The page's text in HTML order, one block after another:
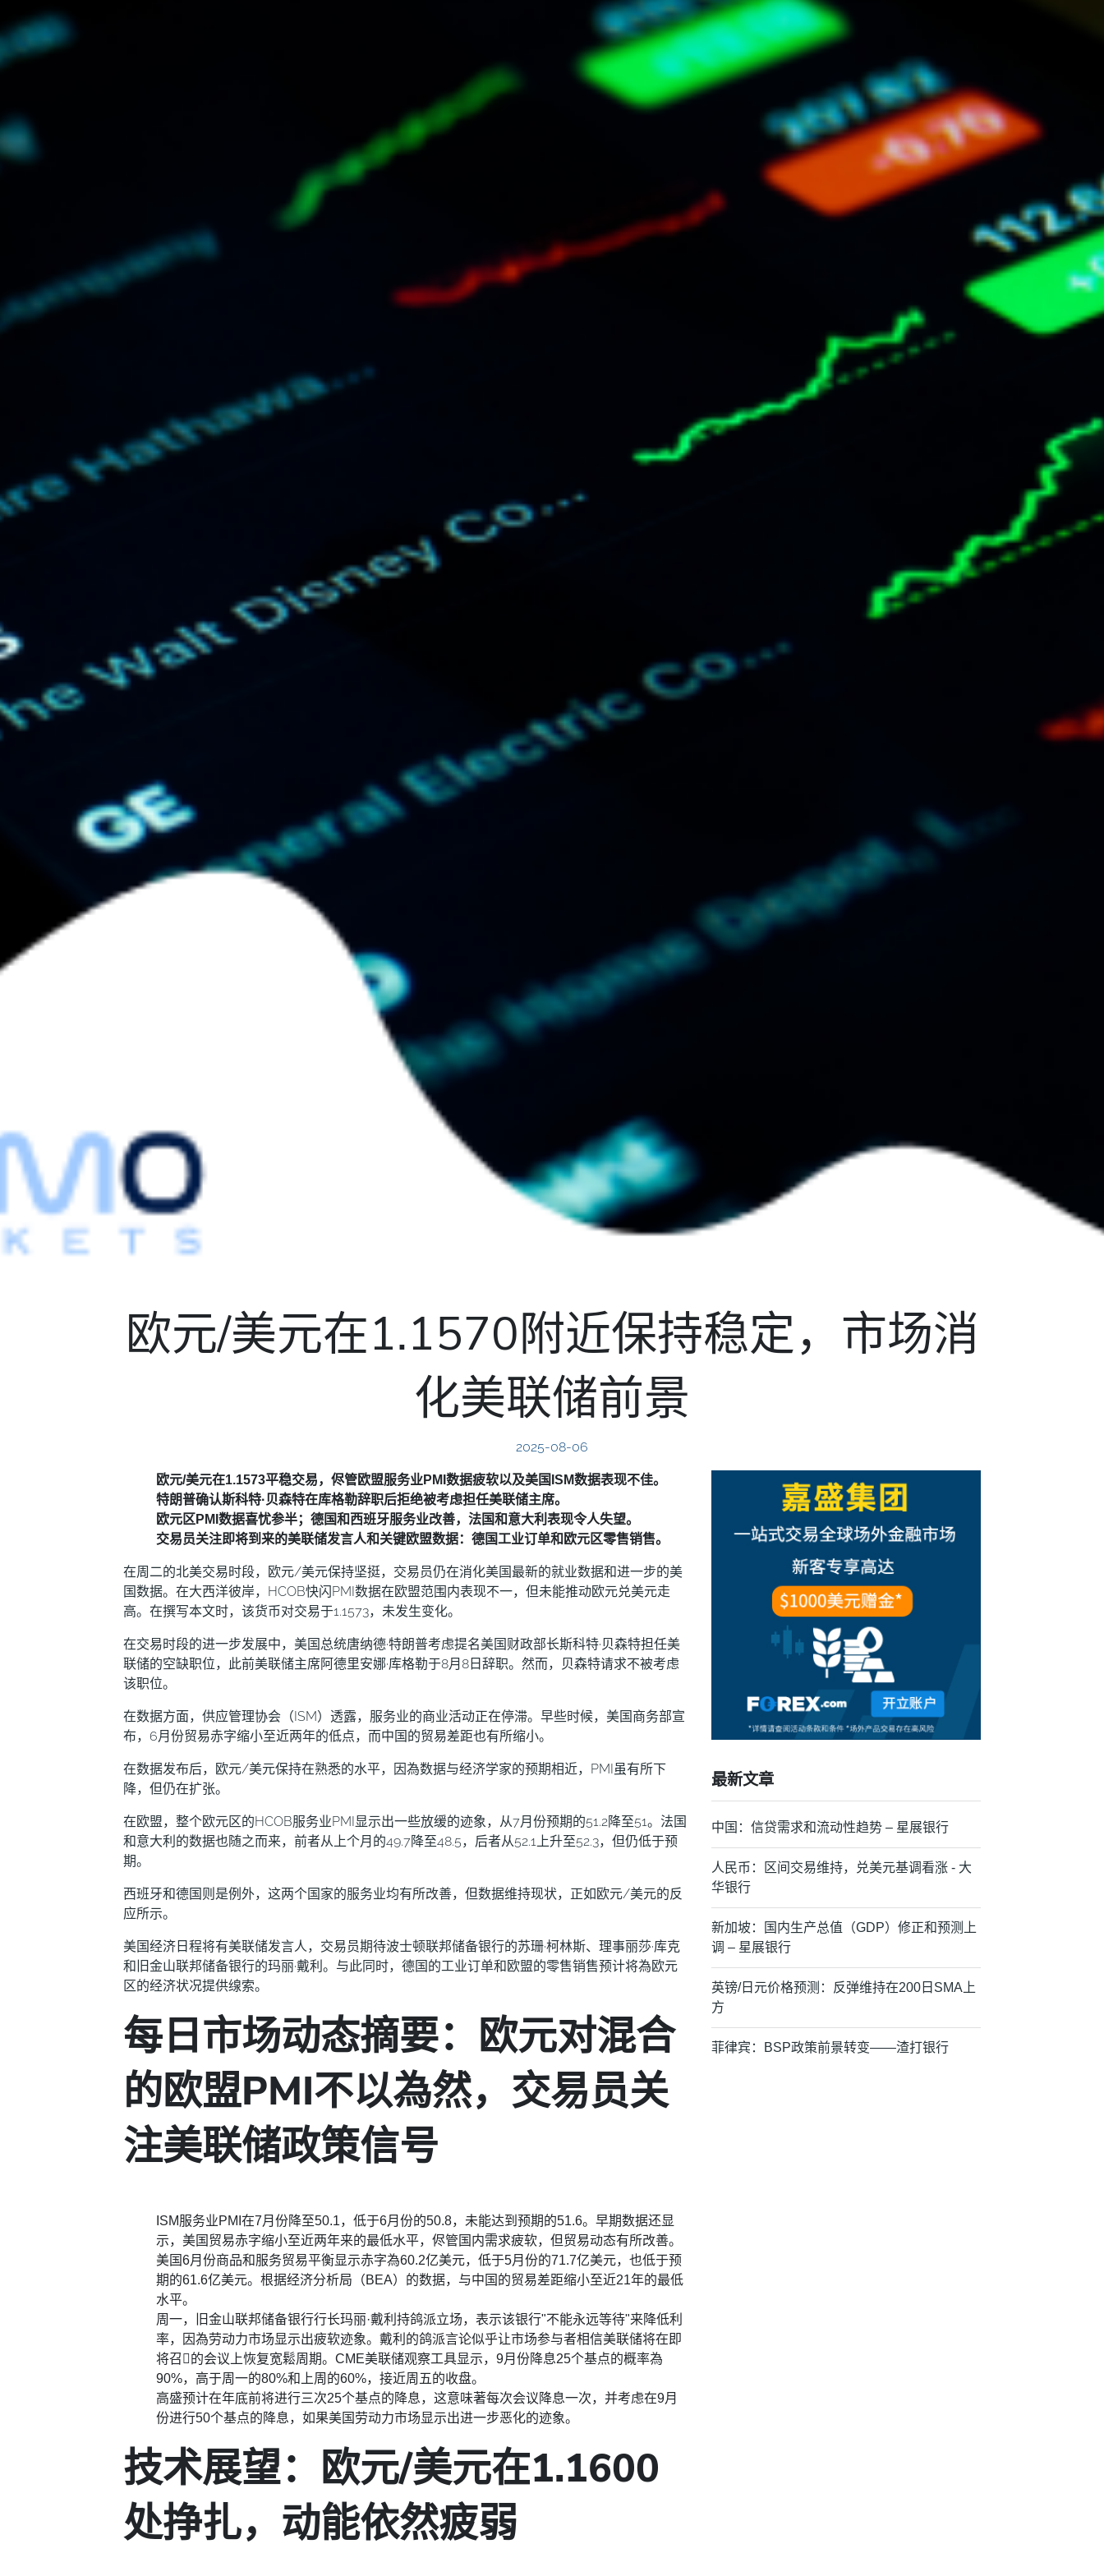
欧元/美元在1.1570附近保持稳定，市场消
化美联储前景
2025-08-06
欧元/美元在1.1573平稳交易，侭管欧盟服务业PMI数据疲软以及美国ISM数据表现不佳。
特朗普确认斯科特·贝森特在库格勒辞职后拒绝被考虑担任美联储主席。
欧元区PMI数据喜忧参半；德国和西班牙服务业改善，法国和意大利表现令人失望。
交易员关注即将到来的美联储发言人和关键欧盟数据：德国工业订单和欧元区零售销售。
在周二的北美交易时段，欧元/美元保持坚挺，交易员仍在消化美国最新的就业数据和进一步的美
国数据。在大西洋彼岸，HCOB快闪PMI数据在欧盟范围内表现不一，但未能推动欧元兑美元走
高。在撰写本文时，该货币对交易于1.1573，未发生变化。
在交易时段的进一步发展中，美国总统唐纳德·特朗普考虑提名美国财政部长斯科特·贝森特担任美
联储的空缺职位，此前美联储主席阿德里安娜·库格勒于8月8日辞职。然而，贝森特请求不被考虑
该职位。
在数据方面，供应管理协会（ISM）透露，服务业的商业活动正在停滞。早些时候，美国商务部宣
布，6月份贸易赤字缩小至近两年的低点，而中国的贸易差距也有所缩小。
在数据发布后，欧元/美元保持在熟悉的水平，因為数据与经济学家的预期相近，PMI虽有所下
降，但仍在扩张。
在欧盟，整个欧元区的HCOB服务业PMI显示出一些放缓的迹象，从7月份预期的51.2降至51。法国
和意大利的数据也随之而来，前者从上个月的49.7降至48.5，后者从52.1上升至52.3，但仍低于预
期。
西班牙和德国则是例外，这两个国家的服务业均有所改善，但数据维持现状，正如欧元/美元的反
应所示。
美国经济日程将有美联储发言人，交易员期待波士顿联邦储备银行的苏珊·柯林斯、理事丽莎·库克
和旧金山联邦储备银行的玛丽·戴利。与此同时，德国的工业订单和欧盟的零售销售预计将為欧元
区的经济状况提供缐索。
每日市场动态摘要：欧元对混合
的欧盟PMI不以為然，交易员关
注美联储政策信号
ISM服务业PMI在7月份降至50.1，低于6月份的50.8，未能达到预期的51.6。早期数据还显
示，美国贸易赤字缩小至近两年来的最低水平，侭管国内需求疲软，但贸易动态有所改善。
美国6月份商品和服务贸易平衡显示赤字為60.2亿美元，低于5月份的71.7亿美元，也低于预
期的61.6亿美元。根据经济分析局（BEA）的数据，与中国的贸易差距缩小至近21年的最低
水平。
周一，旧金山联邦储备银行行长玛丽·戴利持鸽派立场，表示该银行"不能永远等待"来降低利
率，因為劳动力市场显示出疲软迹象。戴利的鸽派言论似乎让市场参与者相信美联储将在即
将召𫔭的会议上恢复宽鬆周期。CME美联储观察工具显示，9月份降息25个基点的概率為
90%，高于周一的80%和上周的60%，接近周五的收盘。
高盛预计在年底前将进行三次25个基点的降息，这意味著每次会议降息一次，并考虑在9月
份进行50个基点的降息，如果美国劳动力市场显示出进一步恶化的迹象。
技术展望：欧元/美元在1.1600
处挣扎，动能依然疲弱
最新文章
中国：信贷需求和流动性趋势 – 星展银行
人民币：区间交易维持，兑美元基调看涨 - 大
华银行
新加坡：国内生产总值（GDP）修正和预测上
调 – 星展银行
英镑/日元价格预测：反弹维持在200日SMA上
方
菲律宾：BSP政策前景转变——渣打银行